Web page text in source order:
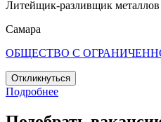
Литейщик-разливщик металлов
Самара
ОБЩЕСТВО С
Откликнуться
Подробнее